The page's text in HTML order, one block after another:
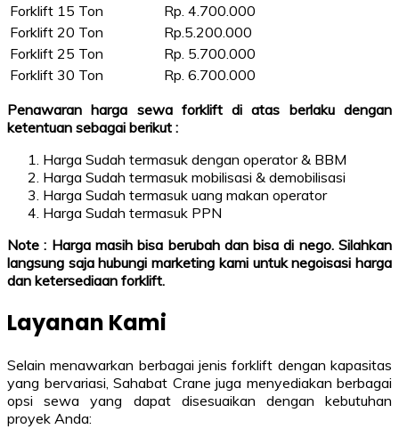
Forklift 15 Ton
Rp. 4.700.000
Forklift 20 Ton
Rp.5.200.000
Forklift 25 Ton
Rp. 5.700.000
Forklift 30 Ton
Rp. 6.700.000
Penawaran harga sewa forklift di atas berlaku dengan
ketentuan sebagai berikut :
Harga Sudah termasuk dengan operator & BBM
Harga Sudah termasuk mobilisasi & demobilisasi
Harga Sudah termasuk uang makan operator
Harga Sudah termasuk PPN
Note : Harga masih bisa berubah dan bisa di nego. Silahkan
langsung saja hubungi marketing kami untuk negoisasi harga
dan ketersediaan forklift.
Layanan Kami
Selain menawarkan berbagai jenis forklift dengan kapasitas
yang bervariasi, Sahabat Crane juga menyediakan berbagai
opsi sewa yang dapat disesuaikan dengan kebutuhan
proyek Anda: